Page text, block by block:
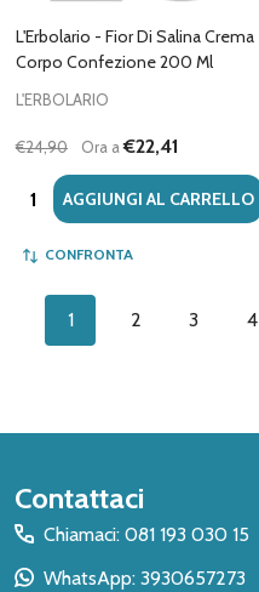
L'Erbolario - Fior Di Salina Crema
Corpo Confezione 200 Ml
L'ERBOLARIO
€24,90 Ora a€22,41
Quantità:AGGIUNGI AL CARRELLO
CONFRONTA
1 2 3 4
Inizio
del
piè
Contattaci
Chiamaci: 081 193 030 15
WhatsApp: 3930657273